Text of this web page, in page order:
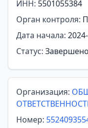
ИНН: 5501055384
Орган контроля:
Дата начала:
Статус: Завершено
Организация:
Номер: